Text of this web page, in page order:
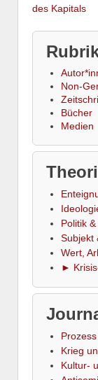
des Kapitals
Non-
Bücher
Medien
Politik
Subjekt
Wert,
►
Krieg
Kultur-